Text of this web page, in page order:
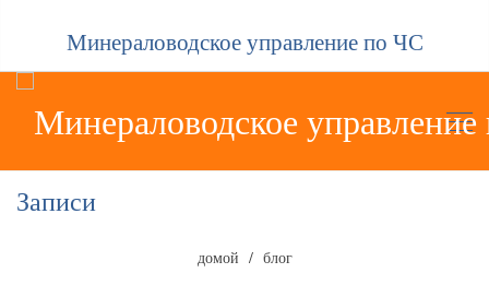
Минераловодское управление по ЧС
Записи
домой блог